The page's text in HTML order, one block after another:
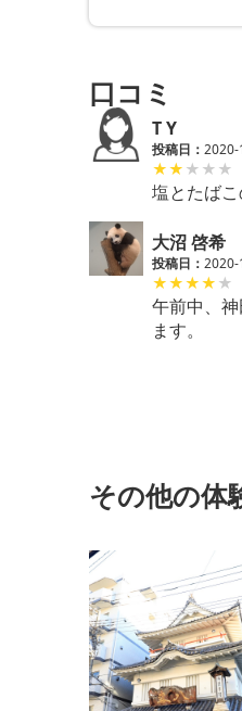
口コミ
T Y
投稿日：
★★ ★ ★ ★
塩とたば
大沼 啓希
投稿日：
★★★★ ★
午前中、
ます。
その他の体